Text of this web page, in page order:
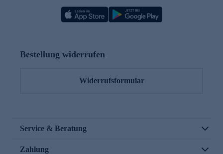
Bestellung widerrufen
Widerrufsformular
Service & Beratung
Zahlung